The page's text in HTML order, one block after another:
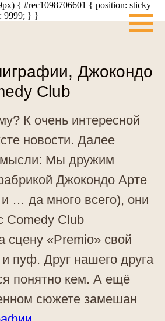
{ #rec1098706601 { position: sticky
9999; } }
Джокондо
Club
К очень интересной
новости. Далее
мысли: Мы дружим
Джокондо Арте
… да много всего), они
Comedy Club
сцену «Premio» свой
пуф. Друг нашего друга
понятно кем. А ещё
сюжете замешан